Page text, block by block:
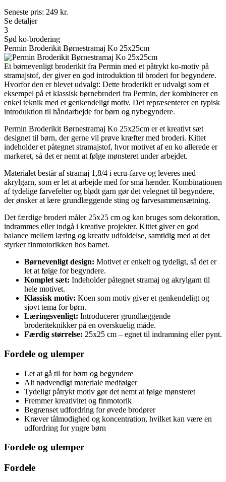
Seneste pris: 249 kr.
Se detaljer
3
Sød ko-brodering
Permin Broderikit Børnestramaj Ko 25x25cm
Et børnevenligt broderikit fra Permin med et påtrykt ko-motiv på
stramajstof, der giver en god introduktion til broderi for begyndere.
Hvorfor den er blevet udvalgt: Dette broderikit er udvalgt som et
eksempel på et klassisk børnebroderi fra Permin, der kombinerer en
enkel teknik med et genkendeligt motiv. Det repræsenterer en typisk
introduktion til håndarbejde for børn og nybegyndere.
Permin Broderikit Børnestramaj Ko 25x25cm er et kreativt sæt
designet til børn, der gerne vil prøve kræfter med broderi. Kittet
indeholder et påtegnet stramajstof, hvor motivet af en ko allerede er
markeret, så det er nemt at følge mønsteret under arbejdet.
Materialet består af stramaj 1,8/4 i ecru-farve og leveres med
akrylgarn, som er let at arbejde med for små hænder. Kombinationen
af tydelige farvefelter og blødt garn gør det velegnet til begyndere,
der ønsker at lære grundlæggende sting og farvesammensætning.
Det færdige broderi måler 25x25 cm og kan bruges som dekoration,
indrammes eller indgå i kreative projekter. Kittet giver en god
balance mellem læring og kreativ udfoldelse, samtidig med at det
styrker finmotorikken hos barnet.
Børnevenligt design: Motivet er enkelt og tydeligt, så det er
let at følge for begyndere.
Komplet sæt: Indeholder påtegnet stramaj og akrylgarn til
hele motivet.
Klassisk motiv: Koen som motiv giver et genkendeligt og
sjovt tema for børn.
Læringsvenligt: Introducerer grundlæggende
broderiteknikker på en overskuelig måde.
Færdig størrelse: 25x25 cm – egnet til indramning eller pynt.
Fordele og ulemper
Let at gå til for børn og begyndere
Alt nødvendigt materiale medfølger
Tydeligt påtrykt motiv gør det nemt at følge mønsteret
Fremmer kreativitet og finmotorik
Begrænset udfordring for øvede brodører
Kræver tålmodighed og koncentration, hvilket kan være en
udfordring for yngre børn
Fordele og ulemper
Fordele